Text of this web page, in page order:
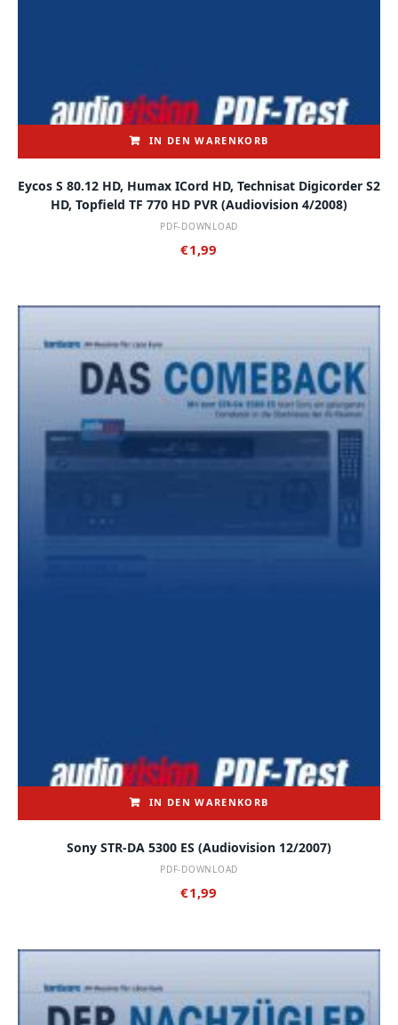
IN DEN WARENKORB
Eycos S 80.12 HD, Humax ICord HD, Technisat Digicorder S2
HD, Topfield TF 770 HD PVR (audiovision 4/2008)
PDF-DOWNLOAD
€1,99
IN DEN WARENKORB
Sony STR-DA 5300 ES (audiovision 12/2007)
PDF-DOWNLOAD
€1,99